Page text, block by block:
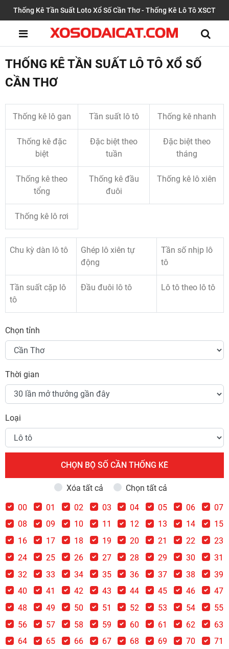
Thống Kê Tần Suất Loto Xổ Số Cần Thơ - Thống Kê Lô Tô XSCT
THỐNG KÊ TẦN SUẤT LÔ TÔ XỔ SỐ
CẦN THƠ
Thống kê lô gan Tần suất lô tô Thống kê nhanh
Thống kê đặc
biệt
Đặc biệt theo
tuần
Đặc biệt theo
tháng
Thống kê theo
tổng
Thống kê đầu
đuôi
Thống kê lô xiên
Thống kê lô rơi
Chu kỳ dàn lô tô
Ghép lô xiên tự
động
Tần số nhịp lô
tô
Tần suất cặp lô
tô
Đầu đuôi lô tô Lô tô theo lô tô
Chọn tỉnh
Thời gian
Loại
CHỌN BỘ SỐ CẦN THỐNG KÊ
Xóa tất cả
Chọn tất cả
00
01 02 03 04 05 06
07
08
09 10 11 12 13 14
15
16
17 18 19 20 21 22
23
24
25 26 27 28 29 30
31
32
33 34 35 36 37 38
39
40
41 42 43 44 45 46
47
48
49 50 51 52 53 54
55
56
57 58 59 60 61 62
63
64
65 66 67 68 69 70
71